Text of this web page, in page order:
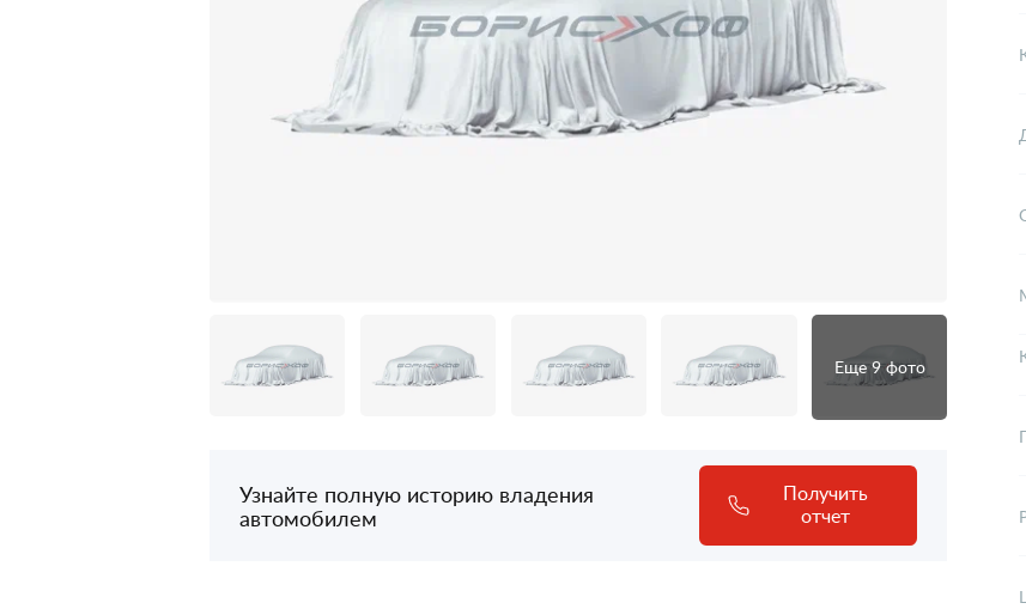
Еще 9 фото
Узнайте полную историю владения
автомобилем
Получить
отчет